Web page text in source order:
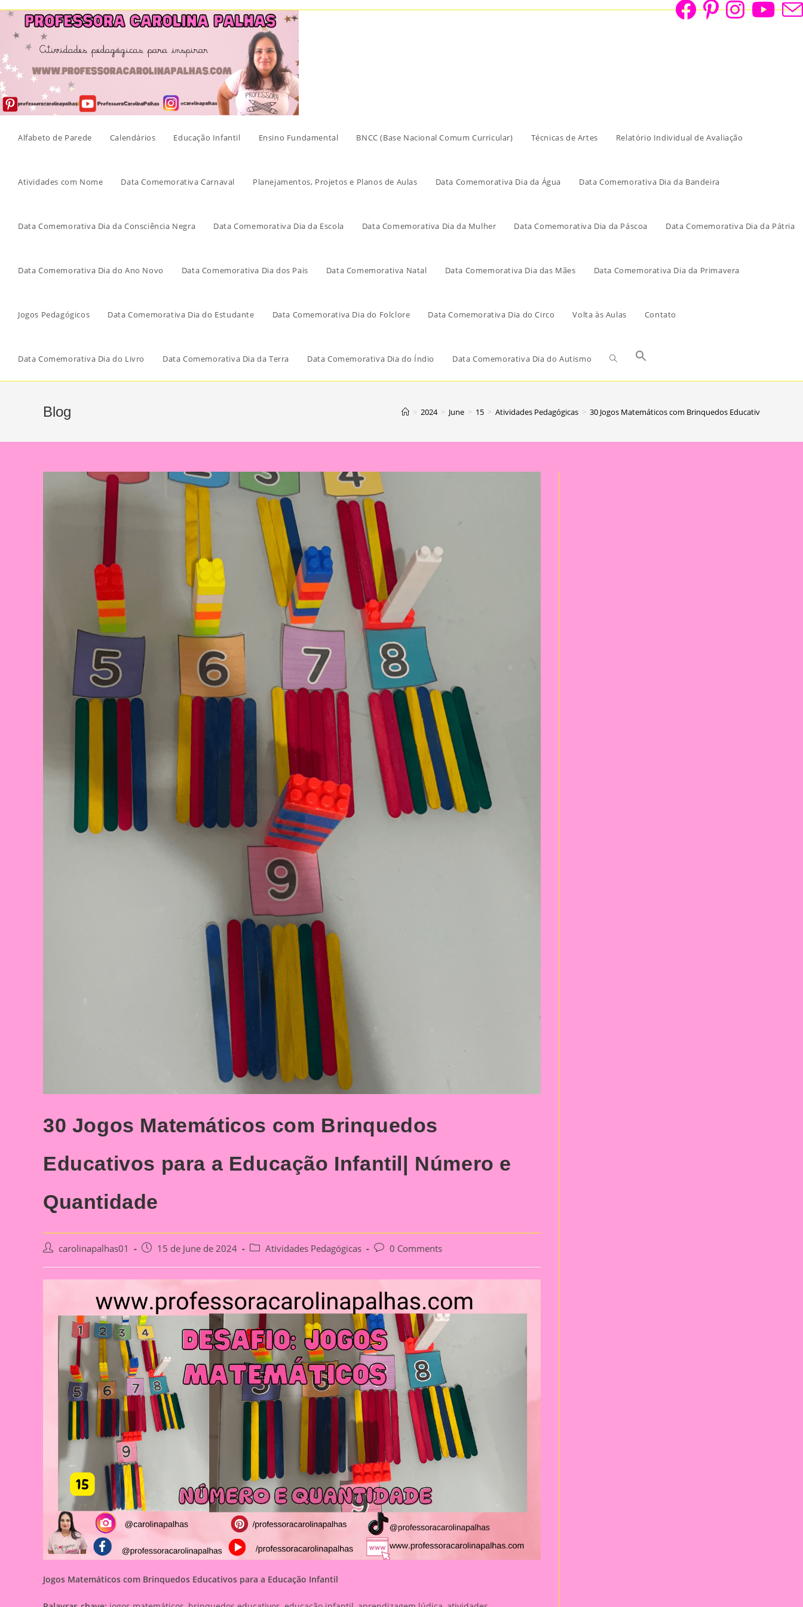
Skip
content
Alfabeto de Parede Calendários Educação Infantil Ensino Fundamental BNCC (Base Nacional Comum Curricular) Técnicas de Artes Relatório Individual de Avaliação
Atividades com Nome Data Comemorativa Carnaval Planejamentos, Projetos e Planos de Aulas Data Comemorativa Dia da Água Data Comemorativa Dia da Bandeira
Data Comemorativa Dia da Consciência Negra Data Comemorativa Dia da Escola Data Comemorativa Dia da Mulher Data Comemorativa Dia da Páscoa Data Comemorativa Dia da Pátria
Data Comemorativa Dia do Ano Novo Data Comemorativa Dia dos Pais Data Comemorativa Natal Data Comemorativa Dia das Mães Data Comemorativa Dia da Primavera
Jogos Pedagógicos Data Comemorativa Dia do Estudante Data Comemorativa Dia do Folclore Data Comemorativa Dia do Circo Volta às Aulas Contato
Data Comemorativa Dia do Livro Data Comemorativa Dia da Terra Data Comemorativa Dia do Índio Data Comemorativa Dia do Autismo
Blog > 2024 > June > 15 > Atividades Pedagógicas > 30 Jogos Matemáticos com Brinquedos Educativos para a
30 Jogos Matemáticos com Brinquedos
Educativos para a Educação Infantil| Número e
Quantidade
Post carolinapalhas01
Post 15 de June de 2024
PostAtividades Pedagógicas
Post0 Comments
Jogos Matemáticos com Brinquedos Educativos para a Educação Infantil